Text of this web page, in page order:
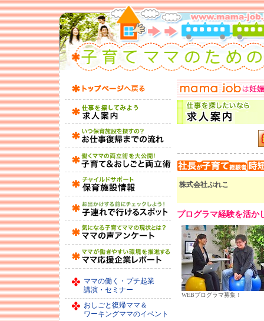
株式会社ぷれこ
プログラマ経験を活か
WEBプログラマ募集！
ママの働く・プチ起業
講演・セミナー
おしごと復帰ママ＆
ワーキングママのイベント